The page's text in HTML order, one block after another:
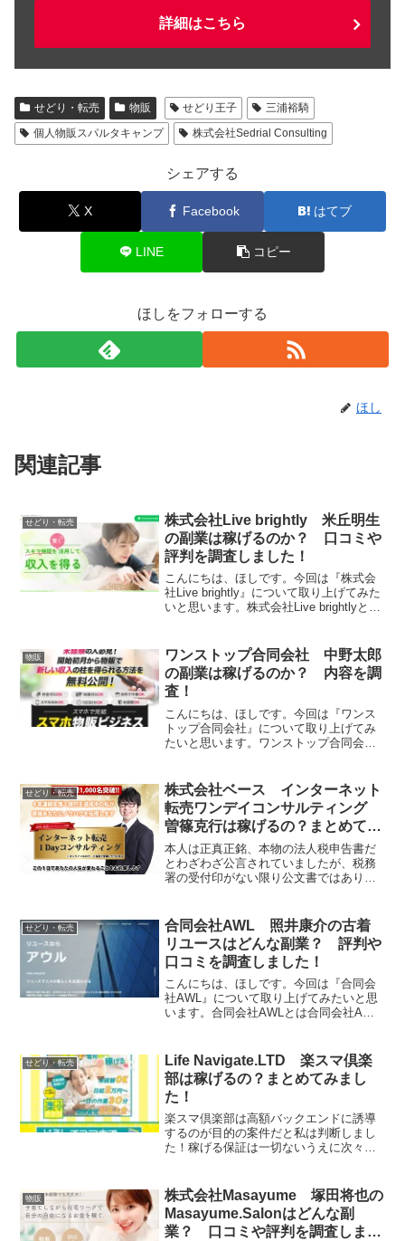
詳細はこちら
せどり・転売 物販 せどり王子
三浦裕騎
個人物販スパルタキャンプ
株式会社Sedrial Consulting
シェアする
X Facebook はてブ
LINE コピー
ほしをフォローする
ほし
関連記事
せどり・転売
株式会社Live brightly 米丘明生
の副業は稼げるのか？ 口コミや
評判を調査しました！
こんにちは、ほしです。今回は『株式会
社Live brightly』について取り上げてみた
いと思います。株式会社Live brightlyとは
ていきたいと...
物販
ワンストップ合同会社 中野太郎
の副業は稼げるのか？ 内容を調
査！
こんにちは、ほしです。今回は『ワンス
トップ合同会社』について取り上げてみ
たいと思います。ワンストップ合同会社
検証していきたいと思います！特定商取
引法に基づく表記販売社名...
せどり・転売
株式会社ベース インターネット
転売ワンデイコンサルティング
曽篠克行は稼げるの？まとめてみ
ました！
本人は正真正銘、本物の法人税申告書だ
とわざわざ公言されていましたが、税務
署の受付印がない限り公文書ではありま
グへの参加は推奨しないという結論に至
りました！
せどり・転売
合同会社AWL 照井康介の古着
リユースはどんな副業？ 評判や
口コミを調査しました！
こんにちは、ほしです。今回は『合同会
社AWL』について取り上げてみたいと思
います。合同会社AWLとは合同会社AWL
す！特定商取引法に基づく表記販売社名
合同会社AWL運営...
せどり・転売
Life Navigate.LTD 楽スマ倶楽
部は稼げるの？まとめてみまし
た！
楽スマ倶楽部は高額バックエンドに誘導
するのが目的の案件だと私は判断しまし
た！稼げる保証は一切ないうえに次々と
め、私個人としては楽スマ倶楽部に参加
するのはおすすめしません。
物販
株式会社Masayume 塚田将也の
Masayume.Salonはどんな副
業？ 口コミや評判を調査しまし